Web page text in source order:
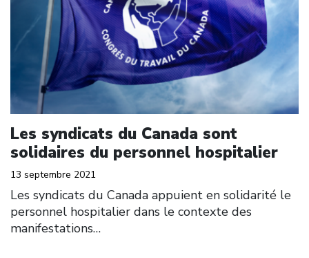
Les syndicats du Canada sont
solidaires du personnel hospitalier
13 septembre 2021
Les syndicats du Canada appuient en solidarité le
personnel hospitalier dans le contexte des
manifestations…